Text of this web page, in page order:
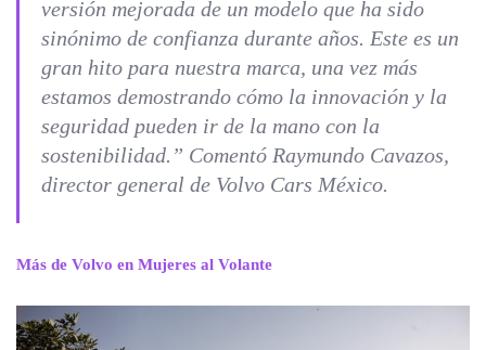
versión mejorada de un modelo que ha sido
sinónimo de confianza durante años. Este es un
gran hito para nuestra marca, una vez más
estamos demostrando cómo la innovación y la
seguridad pueden ir de la mano con la
sostenibilidad.” Comentó Raymundo Cavazos,
director general de Volvo Cars México.
Más de Volvo en Mujeres al Volante